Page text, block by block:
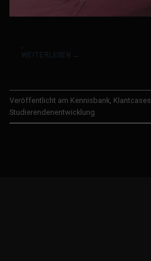
WEITERLESEN →
Veröffentlicht am Kennisbank Klantcases
Studierendenentwicklung